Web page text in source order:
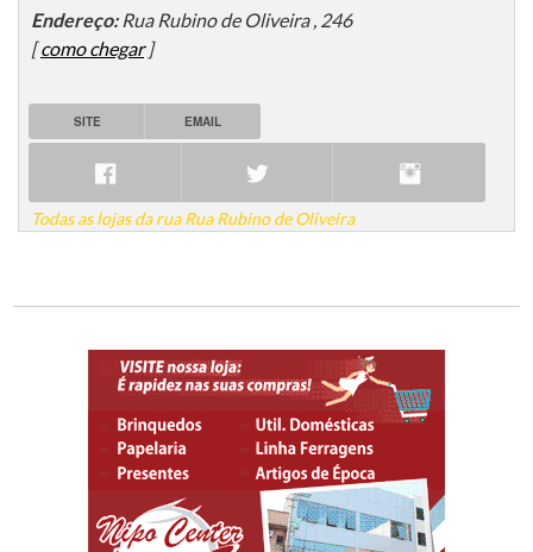
Endereço: Rua Rubino de Oliveira , 246
[como chegar]
SITE EMAIL
Todas as lojas da rua Rua Rubino de Oliveira